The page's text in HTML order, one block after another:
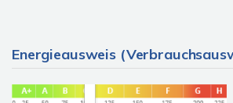
Energieausweis